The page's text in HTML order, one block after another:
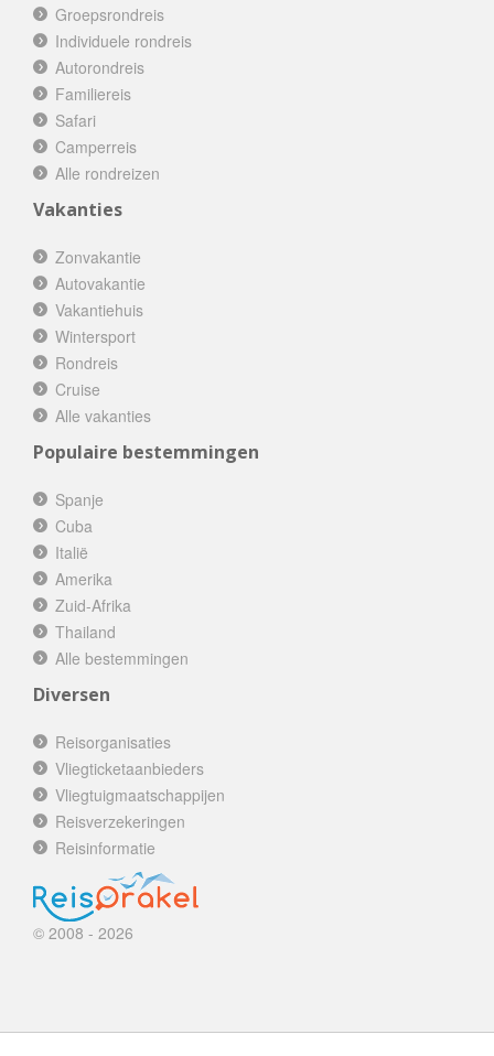
Groepsrondreis
Individuele rondreis
Autorondreis
Familiereis
Safari
Camperreis
Alle rondreizen
Vakanties
Zonvakantie
Autovakantie
Vakantiehuis
Wintersport
Rondreis
Cruise
Alle vakanties
Populaire bestemmingen
Spanje
Cuba
Italië
Amerika
Zuid-Afrika
Thailand
Alle bestemmingen
Diversen
Reisorganisaties
Vliegticketaanbieders
Vliegtuigmaatschappijen
Reisverzekeringen
Reisinformatie
© 2008 - 2026